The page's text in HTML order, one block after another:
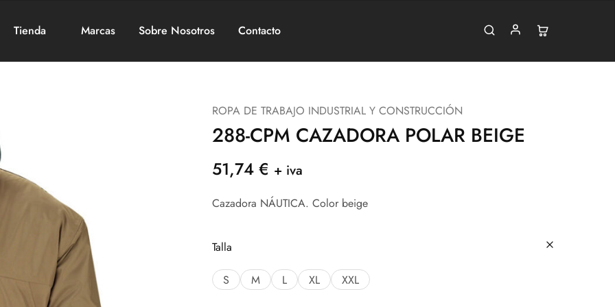
Tienda Marcas Sobre Nosotros Contacto
ROPA DE TRABAJO INDUSTRIAL Y CONSTRUCCIÓN
288-CPM CAZADORA POLAR BEIGE
51,74 € + iva
Cazadora NÁUTICA. Color beige
Talla
S M L XL XXL